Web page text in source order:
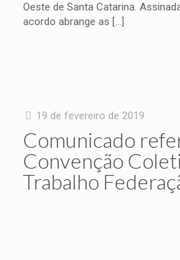
Oeste de Santa Catarina.
acordo abrange as […]
19 de fevereiro de 2019
Comunicado
Convenção
Trabalho